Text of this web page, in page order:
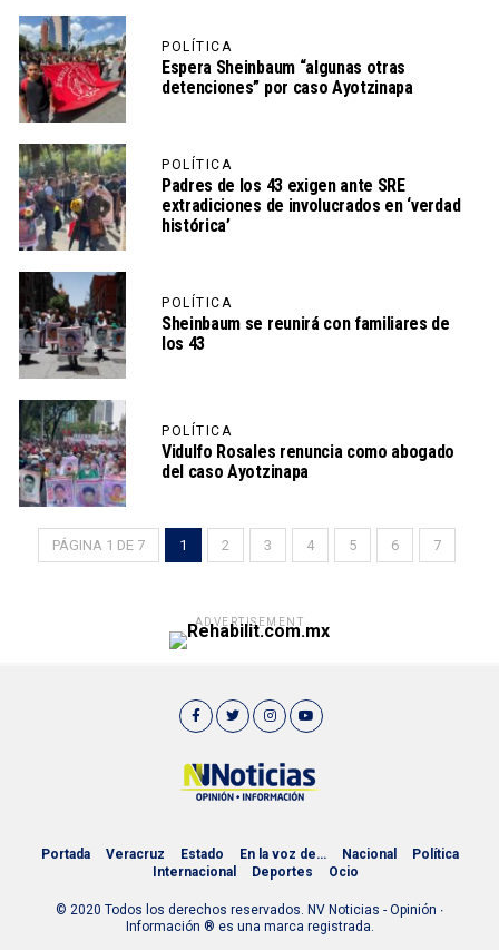
POLÍTICA
Espera Sheinbaum “algunas otras
detenciones” por caso Ayotzinapa
POLÍTICA
Padres de los 43 exigen ante SRE
extradiciones de involucrados en ‘verdad
histórica’
POLÍTICA
Sheinbaum se reunirá con familiares de
los 43
POLÍTICA
Vidulfo Rosales renuncia como abogado
del caso Ayotzinapa
PÁGINA 1 DE 7 1 2 3 4 5 6 7
ADVERTISEMENT
Portada Veracruz Estado En la voz de… Nacional
Política
Internacional
Deportes Ocio
© 2020 Todos los derechos reservados. NV Noticias - Opinión ∙
Información ® es una marca registrada.